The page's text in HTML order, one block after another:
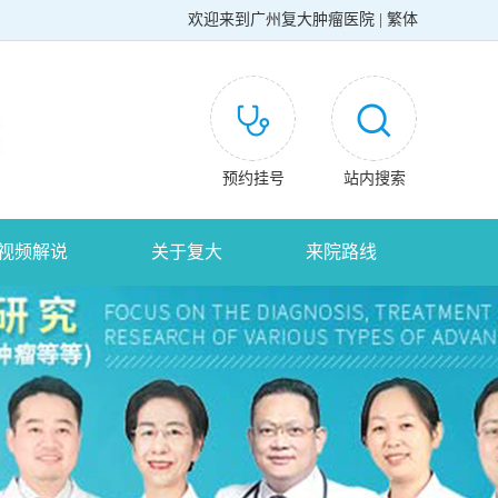
欢迎来到 广州复大肿瘤医院 繁体
预约挂号 站内搜索
频解说 关于复大 来院路线